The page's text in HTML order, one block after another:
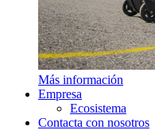
Más información
Empresa
Ecosistema
Contacta con nosotros